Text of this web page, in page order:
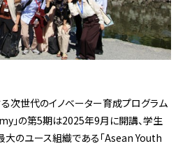
次世代のイノベーター育成プログラム
」の第5期は2025年9月に開講、学生
大のユース組織である「Asean Youth